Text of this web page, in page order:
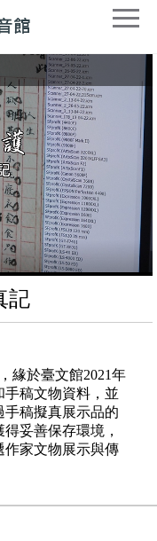
記
緣於臺文館2021年
手稿文物資料，並
手稿擬真展示品的
妥善保存環境，
作家文物展示與傳